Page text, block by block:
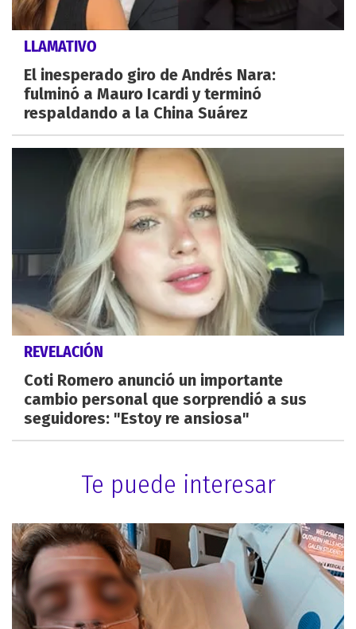
LLAMATIVO
El inesperado giro de Andrés Nara:
fulminó a Mauro Icardi y terminó
respaldando a la China Suárez
REVELACIÓN
Coti Romero anunció un importante
cambio personal que sorprendió a sus
seguidores: "Estoy re ansiosa"
Te puede interesar